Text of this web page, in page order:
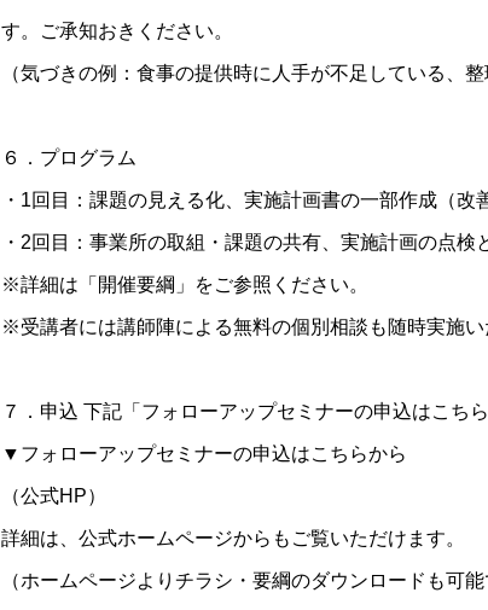
す。ご承知おきください。
（気づきの例：食事の提供時に人手が不足している、
６．プログラム
・1回目：課題の見える化、実施計画書の一部作成（改
・2回目：事業所の取組・課題の共有、実施計画の点検
※詳細は「開催要綱」をご参照ください。
※受講者には講師陣による無料の個別相談も随時実施い
７．申込 下記「フォローアップセミナーの申込はこち
▼フォローアップセミナーの申込はこちらから
（公式HP）
詳細は、公式ホームページからもご覧いただけます。
（ホームページよりチラシ・要綱のダウンロードも可能